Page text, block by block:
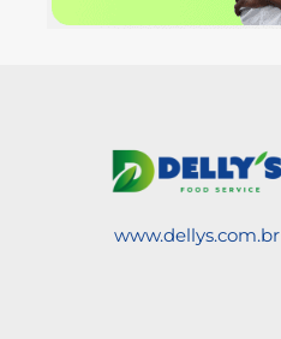
www.dellys.com.br